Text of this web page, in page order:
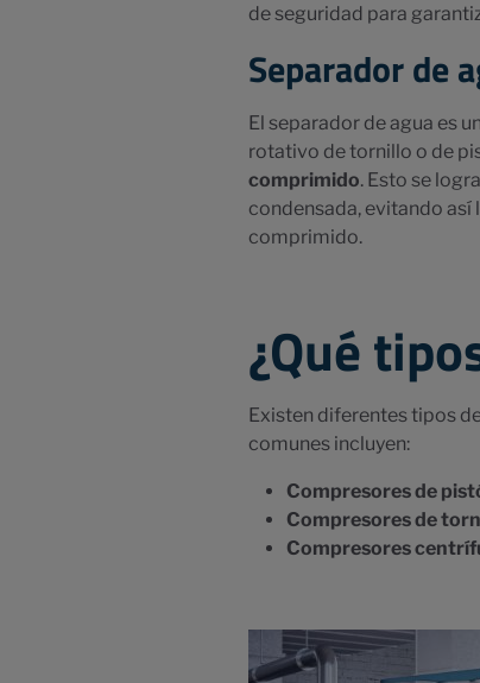
de seguridad para
Separador de
El separador de agua es
rotativo de tornillo o de
comprimido. Esto se
condensada, evitando
comprimido.
¿Qué
Existen diferentes tipos
comunes incluyen:
Compresores de
Compresores de
Compresores